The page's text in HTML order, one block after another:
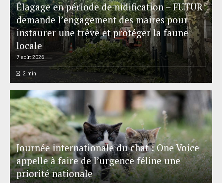
Élagage en période de nidification – FUTUR
demande l’engagement des maires pour
instaurer une trêve et protéger la faune
locale
7 août 2026
2min
Journée internationale du chat : One Voice
appelle à faire de l’urgence féline une
priorité nationale